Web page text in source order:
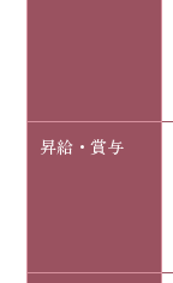
昇給・賞与